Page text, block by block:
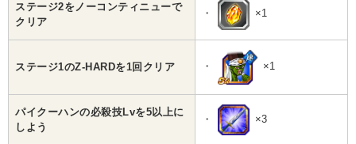
ステージ2をノーコンティニューで
クリア
・ ×1
ステージ1のZ-HARDを1回クリア ・ ×1
パイクーハンの必殺技Lvを5以上に
しよう
・ ×3